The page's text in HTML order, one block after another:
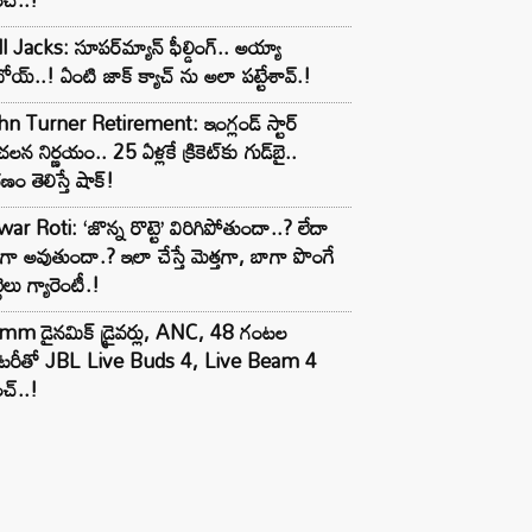
Jacks: సూపర్‌మ్యాన్ ఫీల్డింగ్.. అయ్యా
ఏంటి జాక్ క్యాచ్ ను అలా పట్టేశావ్.!
Turner Retirement: ఇంగ్లండ్ స్టార్
నిర్ణయం.. 25 ఏళ్లకే క్రికెట్‌కు గుడ్‌బై..
తెలిస్తే షాక్!
Roti: ‘జొన్న రొట్టె’ విరిగిపోతుందా..? లేదా
అవుతుందా.? ఇలా చేస్తే మెత్తగా, బాగా పొంగే
గ్యారెంటీ.!
డైనమిక్ డ్రైవర్లు, ANC, 48 గంటల
JBL Live Buds 4, Live Beam 4